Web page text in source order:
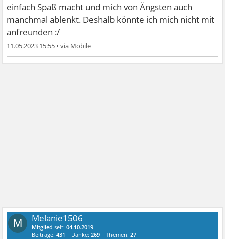
einfach Spaß macht und mich von Ängsten auch
manchmal ablenkt. Deshalb könnte ich mich nicht mit
anfreunden :/
11.05.2023 15:55 •
M Melanie1506
Mitglied seit:04.10.2019
Beiträge:431 Danke:269 Themen:27